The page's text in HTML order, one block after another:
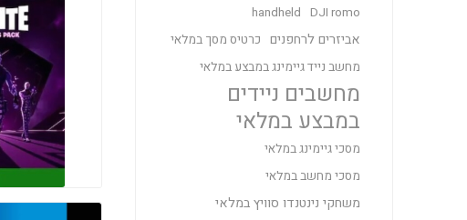
DJI romo
handheld
אביזרים לרחפנים כרטיס מסך במלאי
מחשב נייד גיימינג במבצע במלאי
מחשבים ניידים
במבצע במלאי
מסכי גיימינג במלאי
מסכי מחשב במלאי
משחקי נינטנדו סוויץ במלאי